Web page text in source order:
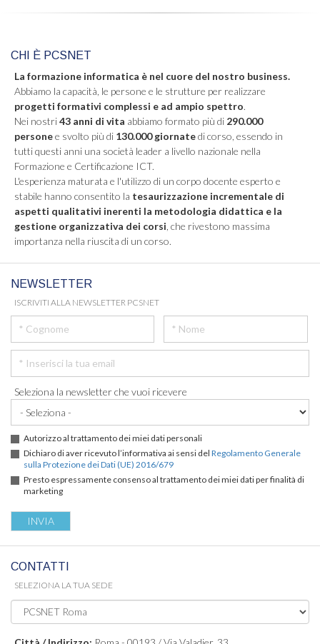
CHI È PCSNET
La formazione informatica è nel cuore del nostro business.
Abbiamo la capacità, le persone e le strutture per realizzare
progetti formativi complessi e ad ampio spettro.
Nei nostri43 anni di vita abbiamo formato più di 290.000
personee svolto più di 130.000 giornatedi corso, essendo in
tutti questi anni una società leader a livello nazionale nella
Formazione e Certificazione ICT.
L'esperienza maturata e l'utilizzo di un corpo docente esperto e
stabile hanno consentito la tesaurizzazione incrementale di
aspetti qualitativi inerenti la metodologia didattica e la
gestione organizzativa dei corsi , che rivestono massima
importanza nella riuscita di un corso.
NEWSLETTER
ISCRIVITI ALLA NEWSLETTER PCSNET
Seleziona la newsletter che vuoi ricevere
Autorizzo al trattamento dei miei dati personali
Dichiaro di aver ricevuto l’informativa ai sensi del Regolamento Generale
sulla Protezione dei Dati (UE) 2016/679
Presto espressamente consenso al trattamento dei miei dati per finalità di
marketing
CONTATTI
SELEZIONA LA TUA SEDE